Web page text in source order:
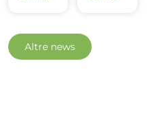
Altre news